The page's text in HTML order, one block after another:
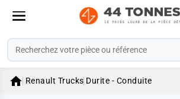
 Renault Trucks Durite - Conduite